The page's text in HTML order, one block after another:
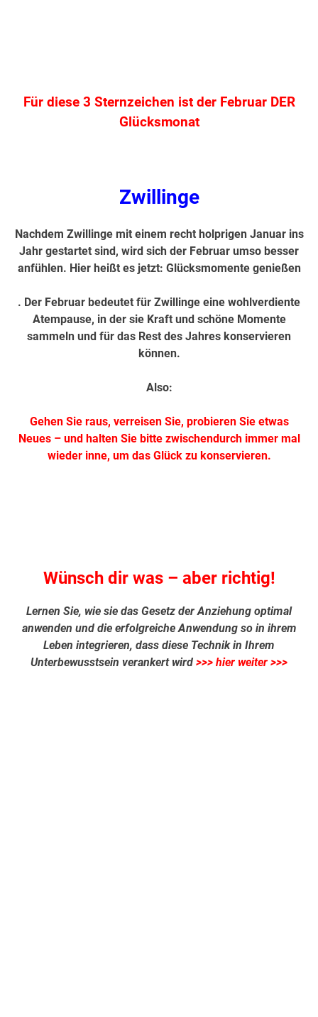
Für diese 3 Sternzeichen ist der Februar DER
Glücksmonat
Zwillinge
Nachdem Zwillinge mit einem recht holprigen Januar ins
Jahr gestartet sind, wird sich der Februar umso besser
anfühlen. Hier heißt es jetzt: Glücksmomente genießen
. Der Februar bedeutet für Zwillinge eine wohlverdiente
Atempause, in der sie Kraft und schöne Momente
sammeln und für das Rest des Jahres konservieren
können.
Also:
Gehen Sie raus, verreisen Sie, probieren Sie etwas
Neues – und halten Sie bitte zwischendurch immer mal
wieder inne, um das Glück zu konservieren.
Wünsch dir was – aber richtig!
Lernen Sie, wie sie das Gesetz der Anziehung optimal
anwenden und die erfolgreiche Anwendung so in ihrem
Leben integrieren, dass diese Technik in Ihrem
Unterbewusstsein verankert wird >>> hier weiter >>>